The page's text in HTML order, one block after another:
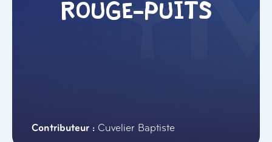
Rouge-Puits
Cuvelier Baptiste